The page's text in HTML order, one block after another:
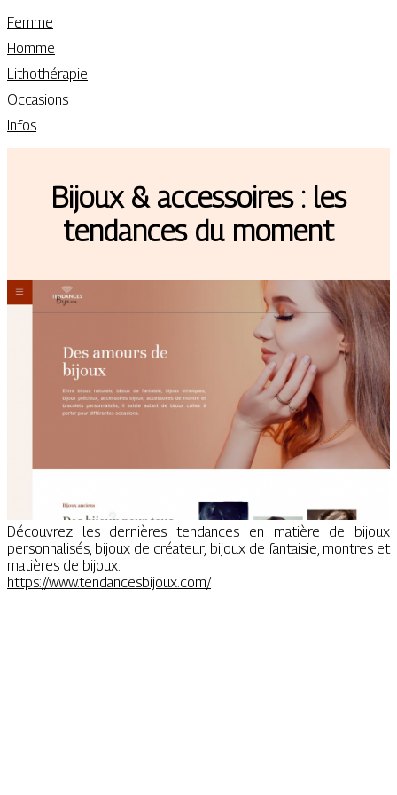
Femme
Homme
Lithothérapie
Occasions
Infos
Bijoux & accessoires : les
tendances du moment
Découvrez les dernières tendances en matière de bijoux
personnalisés, bijoux de créateur, bijoux de fantaisie, montres et
matières de bijoux.
https://www.tendancesbijoux.com/